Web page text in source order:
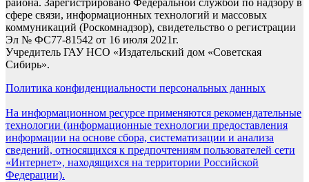
района. Зарегистрировано Федеральной службой по надзору в
сфере связи, информационных технологий и массовых
коммуникаций (Роскомнадзор), свидетельство о регистрации
Эл № ФС77-81542 от 16 июля 2021г.
Учредитель ГАУ НСО «Издательский дом «Советская
Сибирь».
Политика конфиденциальности персональных данных
На информационном ресурсе применяются рекомендательные
технологии (информационные технологии предоставления
информации на основе сбора, систематизации и анализа
сведений, относящихся к предпочтениям пользователей сети
«Интернет», находящихся на территории Российской
Федерации).